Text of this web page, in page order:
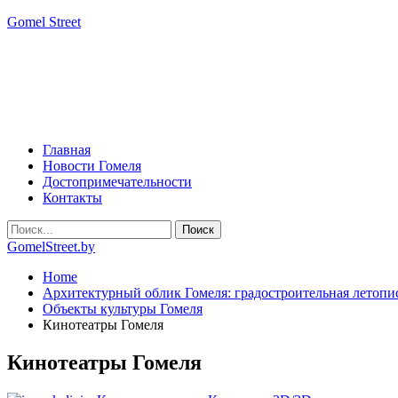
Gomel Street
Главная
Новости Гомеля
Достопримечательности
Контакты
GomelStreet.by
Home
Архитектурный облик Гомеля: градостроительная
Объекты культуры Гомеля
Кинотеатры Гомеля
Кинотеатры Гомеля